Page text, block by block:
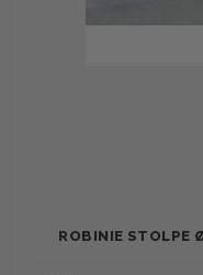
ROBINIE STOLPE